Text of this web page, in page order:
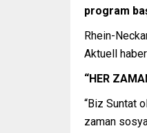
program
Rhein-
Aktuell
“HER
“Biz Suntat
zaman